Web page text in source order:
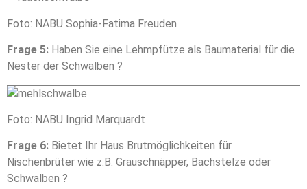
Foto: NABU Sophia-Fatima Freuden
Frage 5: Haben Sie eine Lehmpfütze als Baumaterial für die
Nester der Schwalben ?
Foto: NABU Ingrid Marquardt
Frage 6: Bietet Ihr Haus Brutmöglichkeiten für
Nischenbrüter wie z.B. Grauschnäpper, Bachstelze oder
Schwalben ?
Nutzung
Damit unsere
während
so gut wie
möglich
funktioniert.